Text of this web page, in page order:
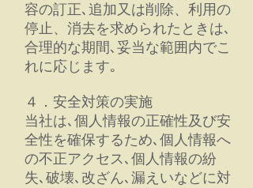
容の訂正､追加又は削除、利用の
停止、消去を求められたときは､
合理的な期間､妥当な範囲内でこ
れに応じます｡
４．安全対策の実施
当社は､個人情報の正確性及び安
全性を確保するため､個人情報へ
の不正アクセス､個人情報の紛
失､破壊､改ざん､漏えいなどに対